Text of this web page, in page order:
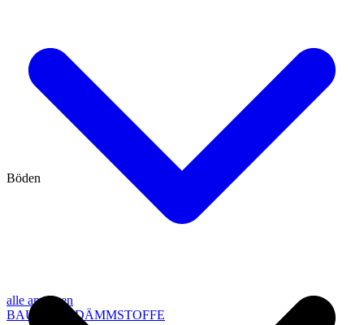
alle anzeigen
BAU- UND DÄMMSTOFFE
Böden